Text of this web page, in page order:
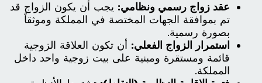
عقد زواج رسمي ونظامي: يجب أن يكون الزواج قد
تم بموافقة الجهات المختصة في المملكة وموثقاً
بصورة رسمية.
استمرار الزواج الفعلي: أن تكون العلاقة الزوجية
قائمة ومستقرة ومبنية على بيت زوجية واحد داخل
المملكة.